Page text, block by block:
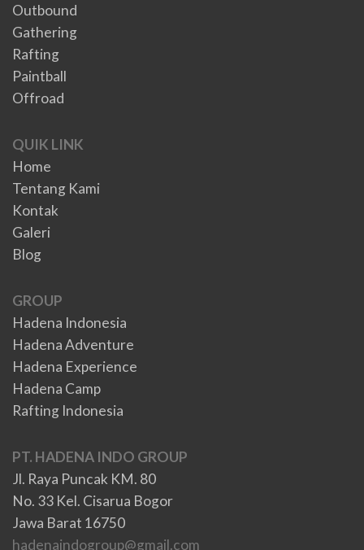
Outbound
Gathering
Rafting
Paintball
Offroad
QUIK LINK
Home
Tentang Kami
Kontak
Galeri
Blog
GROUP
Hadena Indonesia
Hadena Adventure
Hadena Experience
Hadena Camp
Rafting Indonesia
PT. HADENA INDO GROUP
Jl. Raya Puncak KM. 80
No. 33 Kel. Cisarua Bogor
Jawa Barat 16750
hadenaindogroup@gmail.com